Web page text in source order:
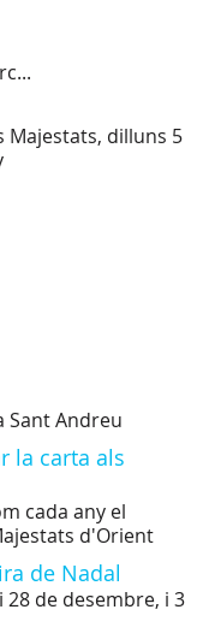
Majestats, dilluns 5
Sant Andreu
la carta als
cada any el
d'Orient
de Nadal
de desembre, i 3